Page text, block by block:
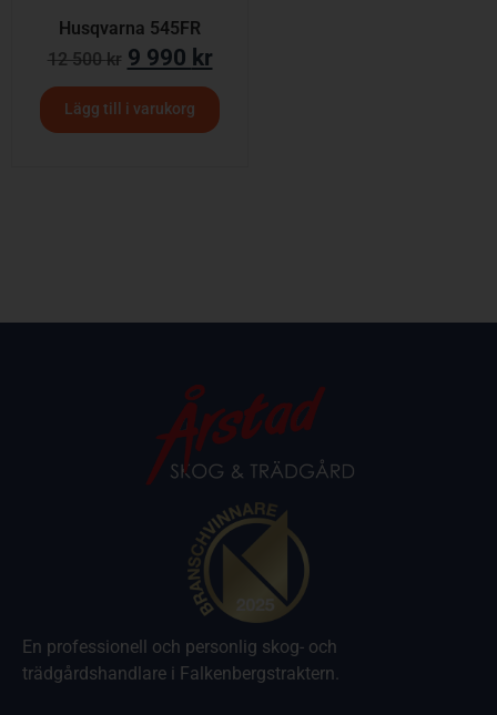
Husqvarna 545FR
12 500kr 9 990 kr
Lägg till i varukorg
En professionell och personlig skog- och
trädgårdshandlare i Falkenbergstraktern.